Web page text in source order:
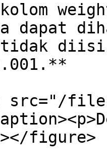
kolom
dapat
diisi,
src="/
figure>